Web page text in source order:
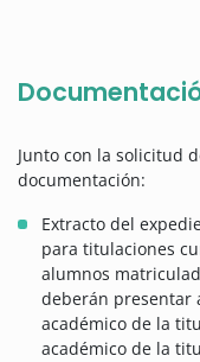
Junto con la solicitud
documentación:
Extracto del
para titulaciones
alumnos
deberán presentar
académico de la
académico de la